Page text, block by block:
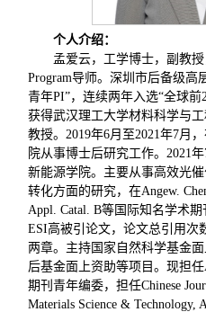
个人介绍：
孟爱云，工学博士，副教
Program导师。深圳市后备级高
青年PI”，连续两年入选“全球
获得武汉理工大学材料科学与
教授。2019年6月至2021年7月
院从事博士后研究工作。2021
新能源学院。主要从事高效光
转化方面的研究，在Angew.
Appl. Catal. B等国际知名学术
ESI高被引论文，论文总引用次
两章。主持国家自然科学基金
后基金面上资助等项目。现担
期刊青年编委，担任Chinese
Materials Science & Technology,